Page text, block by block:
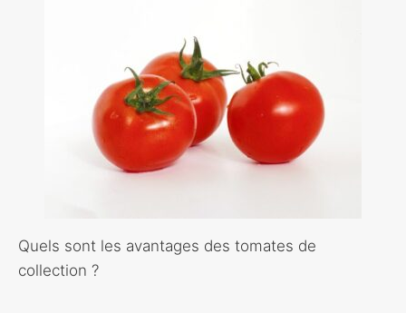
Quels sont les avantages des tomates de
collection ?